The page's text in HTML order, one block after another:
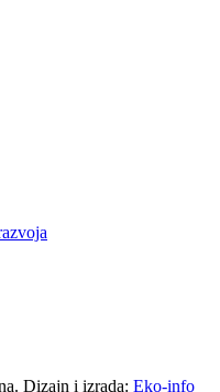
Dizajn i izrada: Eko-info